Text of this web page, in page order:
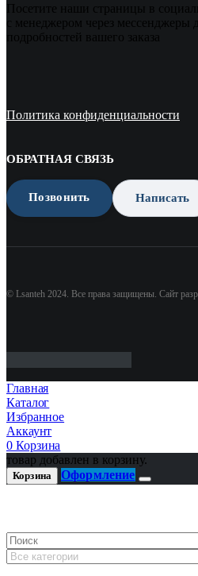
Посетите наши страницы в
с менеджером через мессенджеры
подробностей вашего заказа
Политика конфиденциальности
ОБРАТНАЯ СВЯЗЬ
Позвонить Написать
© Lsanteh 2024. Все права защищены. Сайт
Главная
Каталог
Избранное
Аккаунт
0 Корзина
товар добавлен в корзину.
Корзина Оформление